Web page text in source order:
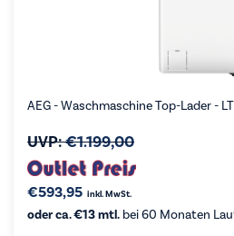
AEG - Waschmaschine Top-Lader -
UVP:€1.199,00
€593,95 inkl. MwSt.
oder ca. €13 mtl. bei 60 Monaten